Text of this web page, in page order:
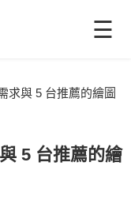
☰
求與 5 台推薦的繪圖
5 台推薦的繪